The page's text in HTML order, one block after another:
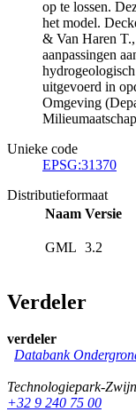
op te lossen.
het model.
& Van Haren
aanpassingen
uitgevoerd in
Omgeving
Unieke code
EPSG:31370
Distributieformaat
Naam Versie
GML 3.2
Verdeler
verdeler
Databank
Technologiepark-
+32 9 240 75 00